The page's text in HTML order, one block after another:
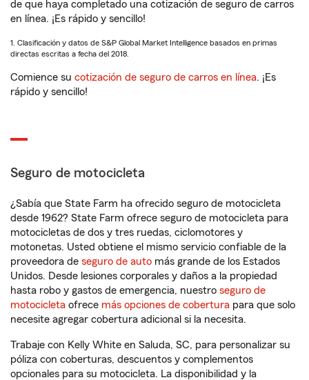
de que haya completado una cotización de seguro de carros
en línea. ¡Es rápido y sencillo!
1. Clasificación y datos de S&P Global Market Intelligence basados en primas
directas escritas a fecha del 2018.
Comience su cotización de seguro de carros en línea. ¡Es
rápido y sencillo!
Seguro de motocicleta
¿Sabía que State Farm ha ofrecido seguro de motocicleta
desde 1962? State Farm ofrece seguro de motocicleta para
motocicletas de dos y tres ruedas, ciclomotores y
motonetas. Usted obtiene el mismo servicio confiable de la
proveedora de seguro de auto más grande de los Estados
Unidos. Desde lesiones corporales y daños a la propiedad
hasta robo y gastos de emergencia, nuestro seguro de
motocicleta ofrece más opciones de cobertura para que solo
necesite agregar cobertura adicional si la necesita.
Trabaje con Kelly White en Saluda, SC, para personalizar su
póliza con coberturas, descuentos y complementos
opcionales para su motocicleta. La disponibilidad y la